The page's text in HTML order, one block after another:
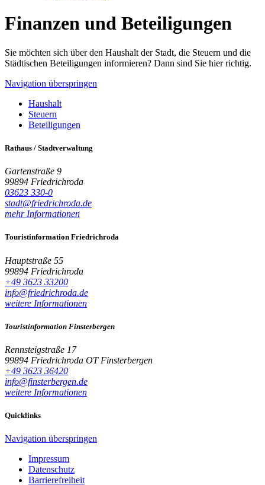
Finanzen und Beteiligungen
Sie möchten sich über den Haushalt der Stadt, die Steuern und die
Städtischen Beteiligungen informieren? Dann sind Sie hier richtig.
Navigation überspringen
Haushalt
Steuern
Beteiligungen
Rathaus / Stadtverwaltung
Gartenstraße 9
99894 Friedrichroda
03623 330-0
stadt@friedrichroda.de
mehr Informationen
Touristinformation Friedrichroda
Hauptstraße 55
99894 Friedrichroda
+49 3623 33200
info@friedrichroda.de
weitere Informationen
Touristinformation Finsterbergen
Rennsteigstraße 17
99894 Friedrichroda OT Finsterbergen
+49 3623 36420
info@finsterbergen.de
weitere Informationen
Quicklinks
Navigation überspringen
Impressum
Datenschutz
Barrierefreiheit